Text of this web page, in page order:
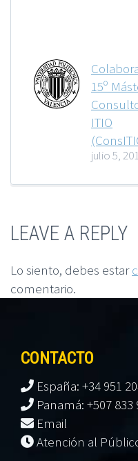
15º
ITIO
julio 5,
LEAVE A REPLY
Lo siento, debes estar
comentario.
CONTACTO
España: +34 951
Panamá: +507 833
Email
Atención al